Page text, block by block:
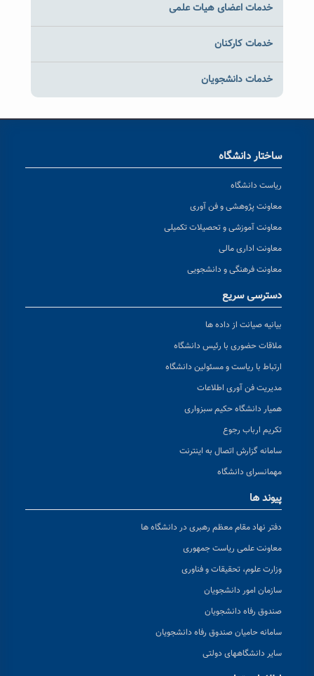
خدمات اعضای هیات علمی
خدمات کارکنان
خدمات دانشجویان
ساختار دانشگاه
ریاست دانشگاه
معاونت پژوهشی و فن آوری
معاونت آموزشی و تحصیلات تکمیلی
معاونت اداری مالی
معاونت فرهنگی و دانشجویی
دسترسی سریع
بیانیه صیانت از داده ها
ملاقات حضوری با رئیس دانشگاه
ارتباط با ریاست و مسئولین دانشگاه
مدیریت فن آوری اطلاعات
همیار دانشگاه حکیم سبزواری
تکریم ارباب رجوع
سامانه گزارش اتصال به اینترنت
مهمانسرای دانشگاه
پیوند ها
دفتر نهاد مقام معظم رهبری در دانشگاه ها
معاونت علمی ریاست جمهوری
وزارت علوم، تحقیقات و فناوری
سازمان امور دانشجویان
صندوق رفاه دانشجویان
سامانه حامیان صندوق رفاه دانشجویان
سایر دانشگاههای دولتی